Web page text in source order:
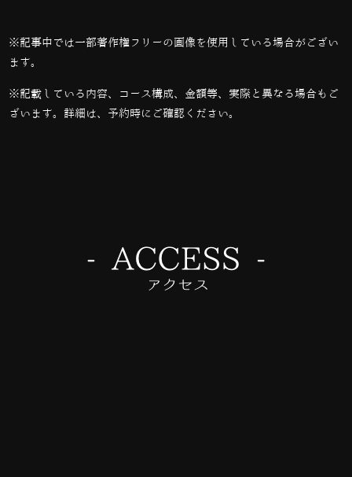
※記事中では一部著作権フリーの画像を使用している場合がござい
ます。
※記載している内容、コース構成、金額等、実際と異なる場合もご
ざいます。詳細は、予約時にご確認ください。